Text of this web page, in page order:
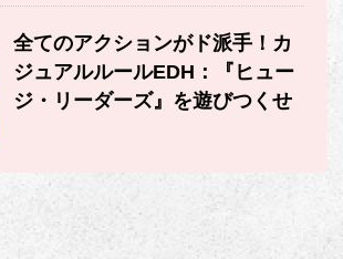
全てのアクションがド派手！カ
ジュアルルールEDH：『ヒュー
ジ・リーダーズ』を遊びつくせ